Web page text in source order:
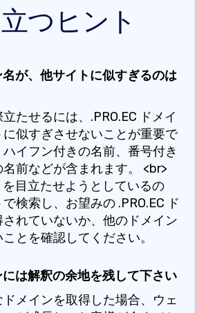
つヒント
が、他サイトに似すぎるのは
たせるには、.PRO.EC ドメイ
似すぎさせないことが重要で
イフン付きの名前、番号付き
前などが含まれます。 <br>
目立たせようとしているの
検索し、お望みの .PRO.EC ド
れていないか、他のドメイン
とを確認してください。
は解釈の余地を残して下さい
メインを取得した場合、ウェ